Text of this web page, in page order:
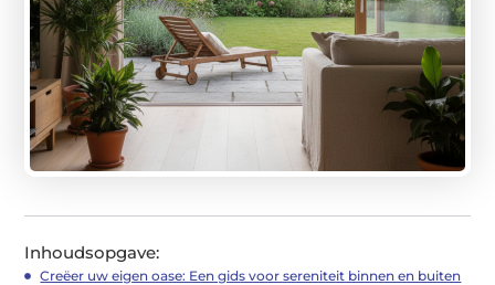
Inhoudsopgave:
Creëer uw eigen oase: Een gids voor sereniteit binnen en buiten